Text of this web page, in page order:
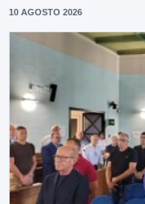
10 AGOSTO 2026